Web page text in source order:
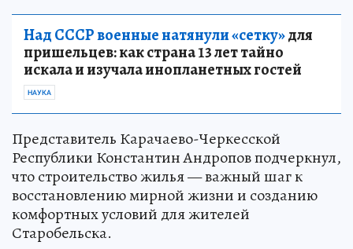
Над СССР военные натянули «сетку»для
пришельцев: как страна 13 лет тайно
искала и изучала инопланетных гостей
НАУКА
Представитель Карачаево-Черкесской
Республики Константин Андропов подчеркнул,
что строительство жилья — важный шаг к
восстановлению мирной жизни и созданию
комфортных условий для жителей
Старобельска.